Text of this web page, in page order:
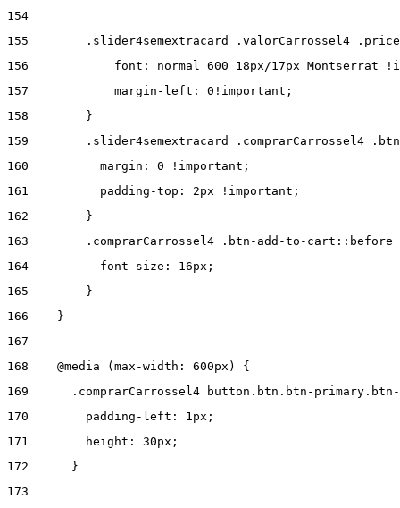
154
155
.slider4semextracard .valorCarrossel4
156
font: normal 600 18px/17px Montserrat
157
            margin-left: 0!important;
158
        }
159
.slider4semextracard .comprarCarrossel4
160
          margin: 0 !important;
161
          padding-top: 2px !important;
162
        }
163
.comprarCarrossel4 .btn-add-to-
164
          font-size: 16px;
165
        }
166
    }
167
168
    @media (max-width: 600px) {
169
.comprarCarrossel4 button.btn.btn-
170
        padding-left: 1px;
171
        height: 30px;
172
      }
173